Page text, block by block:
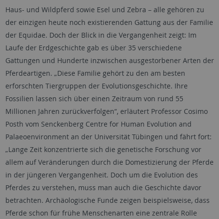
Haus- und Wildpferd sowie Esel und Zebra – alle gehören zu
der einzigen heute noch existierenden Gattung aus der Familie
der Equidae. Doch der Blick in die Vergangenheit zeigt: Im
Laufe der Erdgeschichte gab es über 35 verschiedene
Gattungen und Hunderte inzwischen ausgestorbener Arten der
Pferdeartigen. „Diese Familie gehört zu den am besten
erforschten Tiergruppen der Evolutionsgeschichte. Ihre
Fossilien lassen sich über einen Zeitraum von rund 55
Millionen Jahren zurückverfolgen“, erläutert Professor Cosimo
Posth vom Senckenberg Centre for Human Evolution and
Palaeoenvironment an der Universität Tübingen und fährt fort:
„Lange Zeit konzentrierte sich die genetische Forschung vor
allem auf Veränderungen durch die Domestizierung der Pferde
in der jüngeren Vergangenheit. Doch um die Evolution des
Pferdes zu verstehen, muss man auch die Geschichte davor
betrachten. Archäologische Funde zeigen beispielsweise, dass
Pferde schon für frühe Menschenarten eine zentrale Rolle